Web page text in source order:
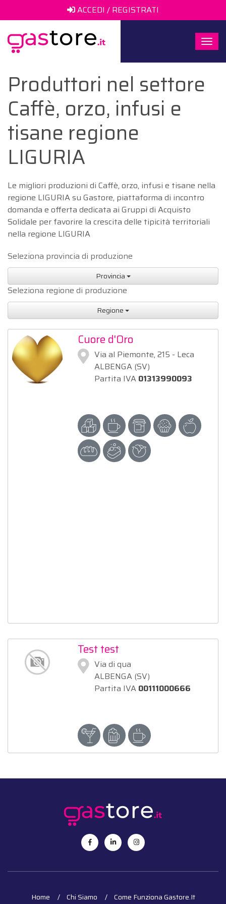
ACCEDI / REGISTRATI
Produttori nel settore
Caffè, orzo, infusi e
tisane regione
LIGURIA
Le migliori produzioni di Caffè, orzo, infusi e tisane nella
regione LIGURIA su Gastore, piattaforma di incontro
domanda e offerta dedicata ai Gruppi di Acquisto
Solidale per favorire la crescita delle tipicità territoriali
nella regione LIGURIA
Seleziona provincia di produzione
Provincia
Seleziona regione di produzione
Regione
Cuore d'Oro
Via al Piemonte, 215 - Leca
ALBENGA (SV)
Partita IVA 01313990093
Test test
Via di qua
ALBENGA (SV)
Partita IVA 00111000666
Home Chi Siamo
Come Funziona Gastore.it